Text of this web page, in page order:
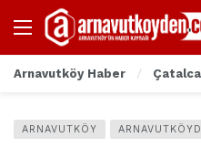
Arnavutköy Haber Çatalca
ARNAVUTKÖY